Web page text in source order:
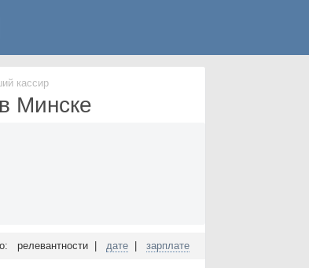
кассир
Минске
релевантности | дате зарплате